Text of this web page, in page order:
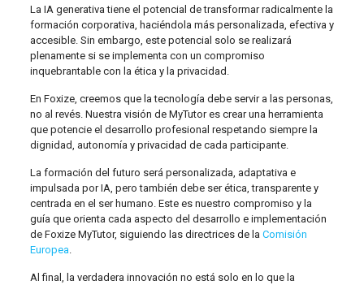
La IA generativa tiene el potencial de transformar radicalmente la
formación corporativa, haciéndola más personalizada, efectiva y
accesible. Sin embargo, este potencial solo se realizará
plenamente si se implementa con un compromiso
inquebrantable con la ética y la privacidad.
En Foxize, creemos que la tecnología debe servir a las personas,
no al revés. Nuestra visión de MyTutor es crear una herramienta
que potencie el desarrollo profesional respetando siempre la
dignidad, autonomía y privacidad de cada participante.
La formación del futuro será personalizada, adaptativa e
impulsada por IA, pero también debe ser ética, transparente y
centrada en el ser humano. Este es nuestro compromiso y la
guía que orienta cada aspecto del desarrollo e implementación
de Foxize MyTutor, siguiendo las directrices de la Comisión
Europea.
Al final, la verdadera innovación no está solo en lo que la